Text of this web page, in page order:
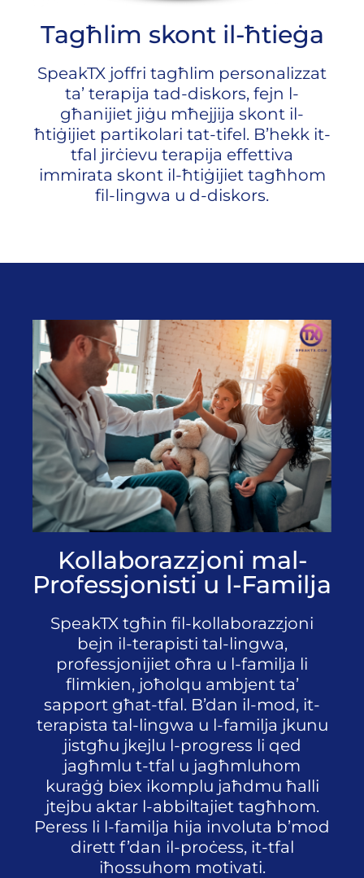
Tagħlim skont il-ħtieġa
SpeakTX joffri tagħlim personalizzat
ta’ terapija tad-diskors, fejn l-
għanijiet jiġu mħejjija skont il-
ħtiġijiet partikolari tat-tifel. B’hekk it-
tfal jirċievu terapija effettiva
immirata skont il-ħtiġijiet tagħhom
fil-lingwa u d-diskors.
Kollaborazzjoni mal-
Professjonisti u l-Familja
SpeakTX tgħin fil-kollaborazzjoni
bejn il-terapisti tal-lingwa,
professjonijiet oħra u l-familja li
flimkien, joħolqu ambjent ta’
sapport għat-tfal. B’dan il-mod, it-
terapista tal-lingwa u l-familja jkunu
jistgħu jkejlu l-progress li qed
jagħmlu t-tfal u jagħmluhom
kuraġġ biex ikomplu jaħdmu ħalli
jtejbu aktar l-abbiltajiet tagħhom.
Peress li l-familja hija involuta b’mod
dirett f’dan il-proċess, it-tfal
iħossuhom motivati.